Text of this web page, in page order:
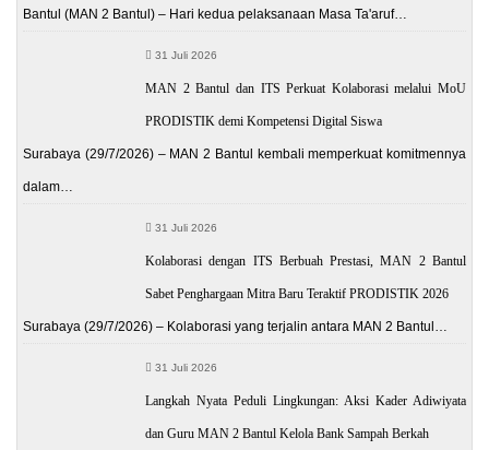
Bantul (MAN 2 Bantul) – Hari kedua pelaksanaan Masa Ta'aruf…
31 Juli 2026
MAN 2 Bantul dan ITS Perkuat Kolaborasi melalui MoU
PRODISTIK demi Kompetensi Digital Siswa
Surabaya (29/7/2026) – MAN 2 Bantul kembali memperkuat komitmennya
dalam…
31 Juli 2026
Kolaborasi dengan ITS Berbuah Prestasi, MAN 2 Bantul
Sabet Penghargaan Mitra Baru Teraktif PRODISTIK 2026
Surabaya (29/7/2026) – Kolaborasi yang terjalin antara MAN 2 Bantul…
31 Juli 2026
Langkah Nyata Peduli Lingkungan: Aksi Kader Adiwiyata
dan Guru MAN 2 Bantul Kelola Bank Sampah Berkah